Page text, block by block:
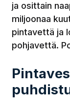
ja osittain
miljoonaa
pintavettä ja
pohjavettä.